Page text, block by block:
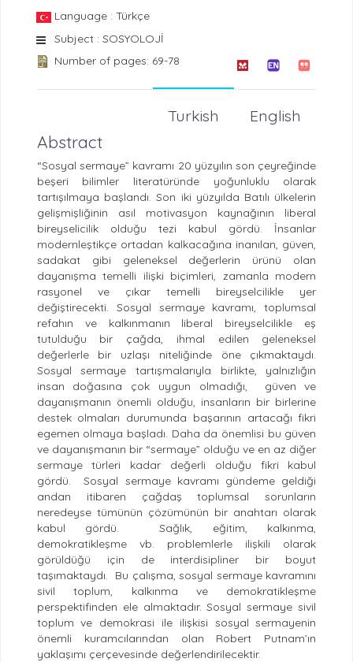
Language : Türkçe
Subject : SOSYOLOJİ
Number of pages: 69-78
English
Turkish
Abstract
“Sosyal sermaye” kavramı 20 yüzyılın son çeyreğinde
beşeri bilimler literatüründe yoğunluklu olarak
tartışılmaya başlandı. Son iki yüzyılda Batılı ülkelerin
gelişmişliğinin asıl motivasyon kaynağının liberal
bireyselicilik olduğu tezi kabul gördü. İnsanlar
modernleştikçe ortadan kalkacağına inanılan, güven,
sadakat gibi geleneksel değerlerin ürünü olan
dayanışma temelli ilişki biçimleri, zamanla modern
rasyonel ve çıkar temelli bireyselcilikle yer
değiştirecekti. Sosyal sermaye kavramı, toplumsal
refahın ve kalkınmanın liberal bireyselcilikle eş
tutulduğu bir çağda, ihmal edilen geleneksel
değerlerle bir uzlaşı niteliğinde öne çıkmaktaydı.
Sosyal sermaye tartışmalarıyla birlikte, yalnızlığın
insan doğasına çok uygun olmadığı, güven ve
dayanışmanın önemli olduğu, insanların bir birlerine
destek olmaları durumunda başarının artacağı fikri
egemen olmaya başladı. Daha da önemlisi bu güven
ve dayanışmanın bir “sermaye” olduğu ve en az diğer
sermaye türleri kadar değerli olduğu fikri kabul
gördü. Sosyal sermaye kavramı gündeme geldiği
andan itibaren çağdaş toplumsal sorunların
neredeyse tümünün çözümünün bir anahtarı olarak
kabul gördü. Sağlık, eğitim, kalkınma,
demokratikleşme vb. problemlerle ilişkili olarak
görüldüğü için de interdisipliner bir boyut
taşımaktaydı. Bu çalışma, sosyal sermaye kavramını
sivil toplum, kalkınma ve demokratikleşme
perspektifinden ele almaktadır. Sosyal sermaye sivil
toplum ve demokrasi ile ilişkisi sosyal sermayenin
önemli kuramcılarından olan Robert Putnam’ın
yaklaşımı çerçevesinde değerlendirilecektir.